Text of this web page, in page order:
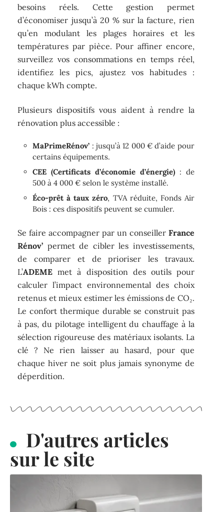
besoins réels. Cette gestion permet
d’économiser jusqu’à 20 % sur la facture, rien
qu’en modulant les plages horaires et les
températures par pièce. Pour affiner encore,
surveillez vos consommations en temps réel,
identifiez les pics, ajustez vos habitudes :
chaque kWh compte.
Plusieurs dispositifs vous aident à rendre la
rénovation plus accessible :
MaPrimeRénov’ : jusqu’à 12 000 € d’aide pour
certains équipements.
CEE (Certificats d’économie d’énergie): de
500 à 4 000 € selon le système installé.
Éco-prêt à taux zéro, TVA réduite, Fonds Air
Bois : ces dispositifs peuvent se cumuler.
Se faire accompagner par un conseiller France
Rénov’ permet de cibler les investissements,
de comparer et de prioriser les travaux.
L’ADEME met à disposition des outils pour
calculer l’impact environnemental des choix
retenus et mieux estimer les émissions de CO₂.
Le confort thermique durable se construit pas
à pas, du pilotage intelligent du chauffage à la
sélection rigoureuse des matériaux isolants. La
clé ? Ne rien laisser au hasard, pour que
chaque hiver ne soit plus jamais synonyme de
déperdition.
D'autres articles
sur le site